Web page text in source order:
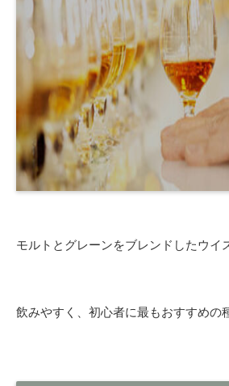
モルトとグレーンをブレンドしたウイ
飲みやすく、初心者に最もおすすめの